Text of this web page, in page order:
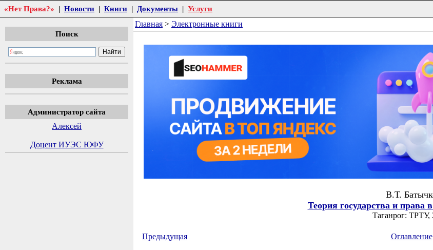
«Нет Права?» | Новости | Книги | Документы | Услуги
Поиск
Реклама
Администратор сайта
Алексей
Доцент ИУЭС ЮФУ
Главная > Электронные книги
В.Т.
Теория государства и права
Таганрог: ТРТУ,
Предыдущая Оглавление